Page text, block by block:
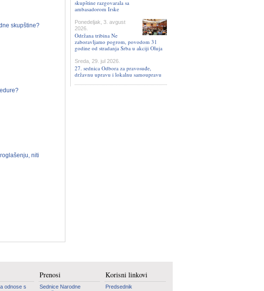
skupštine?
niti
skupštine razgovarala sa
ambasadorom Irske
Ponedeljak, 3. avgust
2026.
Održana tribina Ne
zaboravljamo pogrom, povodom 31
godine od stradanja Srba u akciji Oluja
Sreda, 29. jul 2026.
27. sednica Odbora za pravosuđe,
državnu upravu i lokalnu samoupravu
odnose s
Prenosi
Sednice Narodne
Korisni linkovi
Predsednik